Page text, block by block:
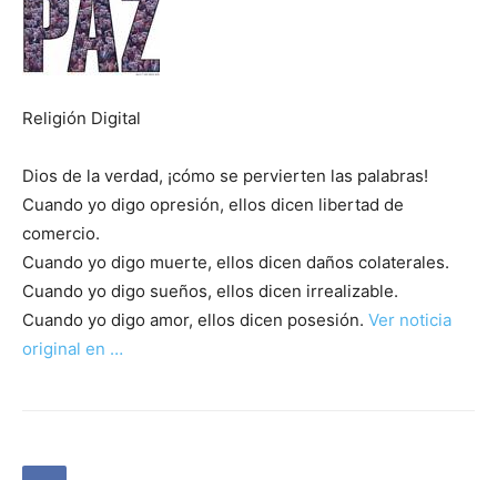
Religión Digital
Dios de la verdad, ¡cómo se pervierten las palabras!
Cuando yo digo opresión, ellos dicen libertad de
comercio.
Cuando yo digo muerte, ellos dicen daños colaterales.
Cuando yo digo sueños, ellos dicen irrealizable.
Cuando yo digo amor, ellos dicen posesión. Ver noticia
original en …